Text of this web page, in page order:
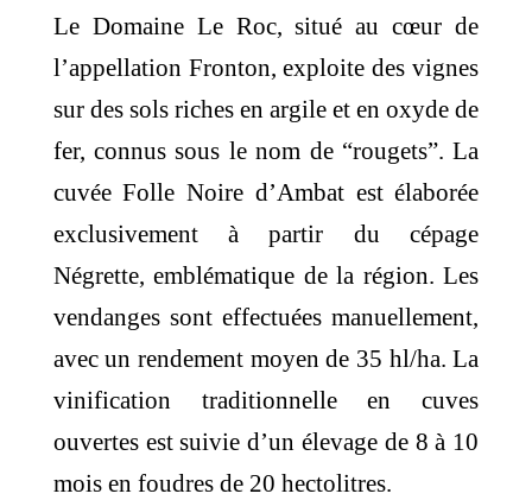
​Le Domaine Le Roc, situé au cœur de
l’appellation Fronton, exploite des vignes
sur des sols riches en argile et en oxyde de
fer, connus sous le nom de “rougets”. La
cuvée Folle Noire d’Ambat est élaborée
exclusivement à partir du cépage
Négrette, emblématique de la région. Les
vendanges sont effectuées manuellement,
avec un rendement moyen de 35 hl/ha. La
vinification traditionnelle en cuves
ouvertes est suivie d’un élevage de 8 à 10
mois en foudres de 20 hectolitres. ​